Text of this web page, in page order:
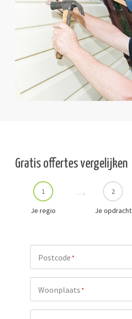
Gratis offertes vergelijken
1
Je regio
2
Je opdracht
Postcode*
Woonplaats*